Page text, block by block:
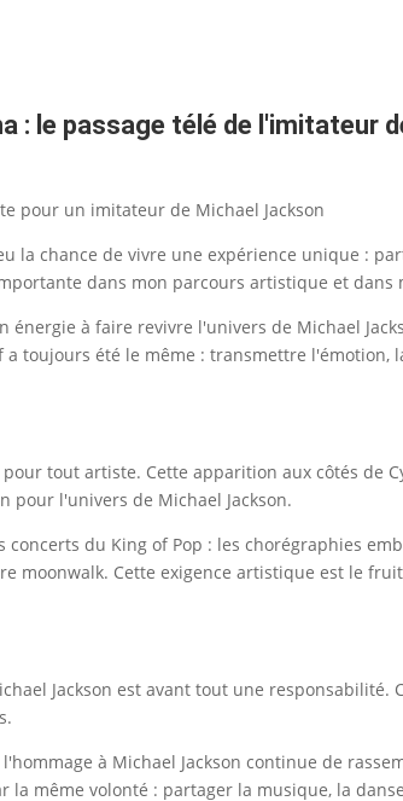
: le passage télé de l'imitateur
pour un imitateur de Michael Jackson
la chance de vivre une expérience unique :
dans mon parcours artistique et dans
énergie à faire revivre l'univers de Michael
toujours été le même : transmettre l'émotion,
tout artiste. Cette apparition aux côtés de
pour l'univers de Michael Jackson.
du King of Pop : les chorégraphies
moonwalk. Cette exigence artistique est le
Jackson est avant tout une
à Michael Jackson continue de
même volonté : partager la musique, la